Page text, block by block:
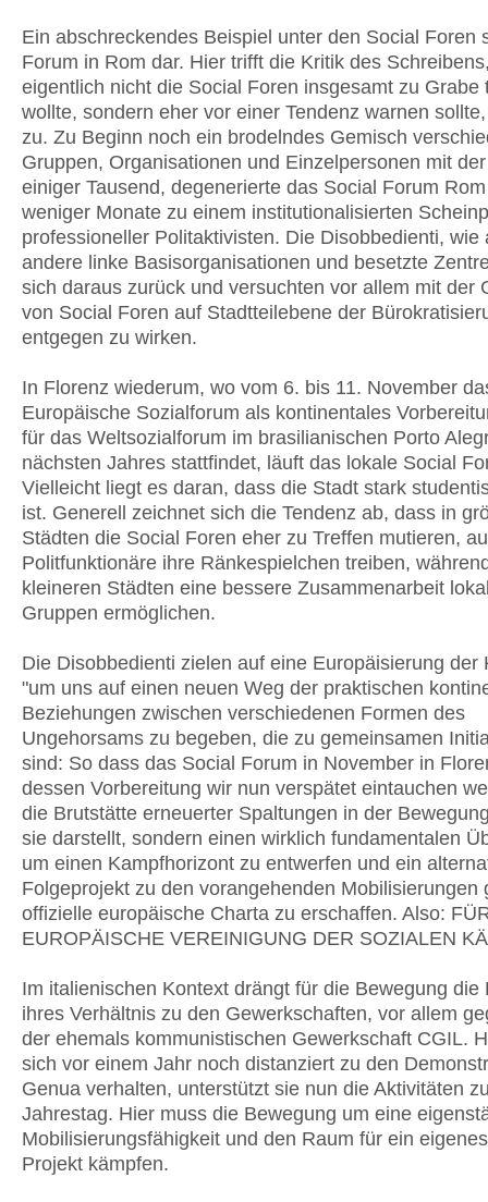
Ein abschreckendes Beispiel unter den Social Foren
Forum in Rom dar. Hier trifft die Kritik des
eigentlich nicht die Social Foren insgesamt zu Grabe
wollte, sondern eher vor einer Tendenz warnen
zu. Zu Beginn noch ein brodelndes Gemisch
Gruppen, Organisationen und Einzelpersonen mit
einiger Tausend, degenerierte das Social Forum
weniger Monate zu einem institutionalisierten
professioneller Politaktivisten. Die Disobbedienti, wie
andere linke Basisorganisationen und besetzte
sich daraus zurück und versuchten vor allem mit der
von Social Foren auf Stadtteilebene der
entgegen zu wirken.
In Florenz wiederum, wo vom 6. bis 11. November
Europäische Sozialforum als kontinentales
für das Weltsozialforum im brasilianischen Porto
nächsten Jahres stattfindet, läuft das lokale Social
Vielleicht liegt es daran, dass die Stadt stark
ist. Generell zeichnet sich die Tendenz ab, dass in
Städten die Social Foren eher zu Treffen mutieren,
Politfunktionäre ihre Ränkespielchen treiben,
kleineren Städten eine bessere Zusammenarbeit
Gruppen ermöglichen.
Die Disobbedienti zielen auf eine Europäisierung der
"um uns auf einen neuen Weg der praktischen
Beziehungen zwischen verschiedenen Formen des
Ungehorsams zu begeben, die zu gemeinsamen
sind: So dass das Social Forum in November in
dessen Vorbereitung wir nun verspätet eintauchen
die Brutstätte erneuerter Spaltungen in der
sie darstellt, sondern einen wirklich fundamentalen
um einen Kampfhorizont zu entwerfen und ein
Folgeprojekt zu den vorangehenden Mobilisierungen
offizielle europäische Charta zu erschaffen. Also:
EUROPÄISCHE VEREINIGUNG DER SOZIALEN
Im italienischen Kontext drängt für die Bewegung die
ihres Verhältnis zu den Gewerkschaften, vor allem
der ehemals kommunistischen Gewerkschaft CGIL.
sich vor einem Jahr noch distanziert zu den
Genua verhalten, unterstützt sie nun die Aktivitäten
Jahrestag. Hier muss die Bewegung um eine
Mobilisierungsfähigkeit und den Raum für ein
Projekt kämpfen.